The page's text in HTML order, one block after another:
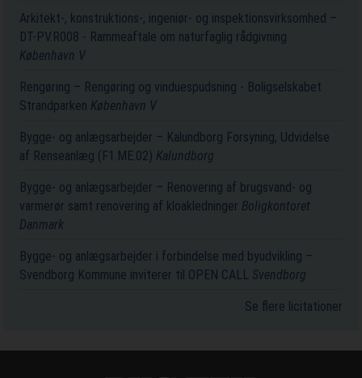
Arkitekt-, konstruktions-, ingeniør- og inspektionsvirksomhed –
DT-PV.R008 - Rammeaftale om naturfaglig rådgivning
København V
Rengøring – Rengøring og vinduespudsning - Boligselskabet
Strandparken København V
Bygge- og anlægsarbejder – Kalundborg Forsyning, Udvidelse
af Renseanlæg (F1.ME.02) Kalundborg
Bygge- og anlægsarbejder – Renovering af brugsvand- og
varmerør samt renovering af kloakledninger Boligkontoret
Danmark
Bygge- og anlægsarbejder i forbindelse med byudvikling –
Svendborg Kommune inviterer til OPEN CALL Svendborg
Se flere licitationer